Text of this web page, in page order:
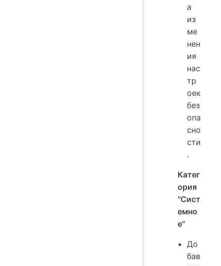
а
из
ме
нен
ия
нас
тр
оек
без
опа
сно
сти
.
Катег
ория
"Сист
емно
е"
До
бав